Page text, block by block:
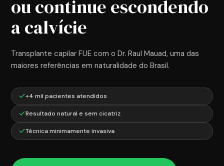
ou continue escondendo
a calvície
Transplante capilar FUE com o Dr. Raul Mauad, uma das
maiores referências em naturalidade do Brasil.
+4 mil pacientes atendidos
Resultado natural e sem cicatriz
Técnica minimamente invasiva